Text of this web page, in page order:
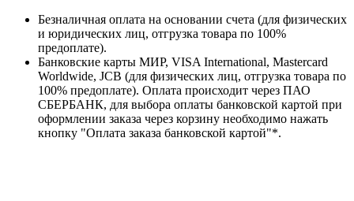
Безналичная оплата на основании счета (для физических
и юридических лиц, отгрузка товара по 100%
предоплате).
Банковские карты МИР, VISA International, Mastercard
Worldwide, JCB (для физических лиц, отгрузка товара по
100% предоплате). Оплата происходит через ПАО
СБЕРБАНК, для выбора оплаты банковской картой при
оформлении заказа через корзину необходимо нажать
кнопку "Оплата заказа банковской картой"*.